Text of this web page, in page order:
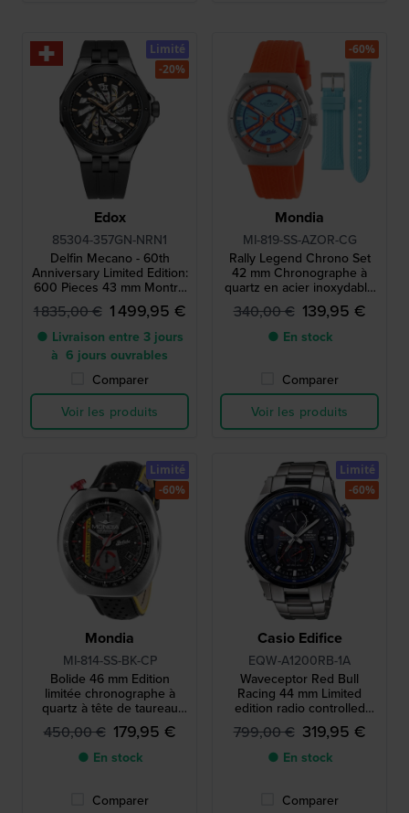
Edox
85304-357GN-NRN1
Delfin Mecano - 60th
Anniversary Limited Edition:
600 Pieces 43 mm Montre
automatique de fabrication
suisse avec sac étanche
1 835,00 € 1 499,95 €
● Livraison entre 3 jours
à 6 jours ouvrables
Comparer
Voir les produits
Limité
-20%
Mondia
MI-819-SS-AZOR-CG
Rally Legend Chrono Set
42 mm Chronographe à
quartz en acier inoxydable
inspiré du sport automobile,
avec un bracelet
supplémentaire
340,00 € 139,95 €
● En stock
Comparer
Voir les produits
-60%
Mondia
MI-814-SS-BK-CP
Bolide 46 mm Edition
limitée chronographe à
quartz à tête de taureau
inspiré de la course
automobile avec date
450,00 € 179,95 €
● En stock
Comparer
Limité
-60%
Casio Edifice
EQW-A1200RB-1A
Waveceptor Red Bull
Racing 44 mm Limited
edition radio controlled
solar quartz chronograph
with compass and world
time
799,00 € 319,95 €
● En stock
Comparer
Limité
-60%